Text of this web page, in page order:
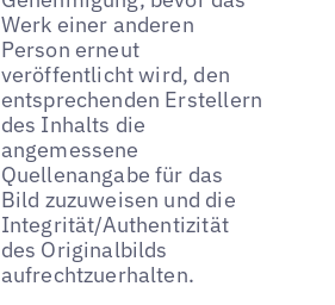
Werk einer anderen
Person erneut
veröffentlicht wird, den
entsprechenden Erstellern
des Inhalts die
angemessene
Quellenangabe für das
Bild zuzuweisen und die
Integrität/Authentizität
des Originalbilds
aufrechtzuerhalten.